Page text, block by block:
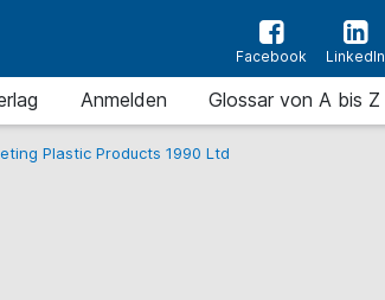
Facebook LinkedIn
Anmelden Glossar von A bis Z
Plastic Products 1990 Ltd